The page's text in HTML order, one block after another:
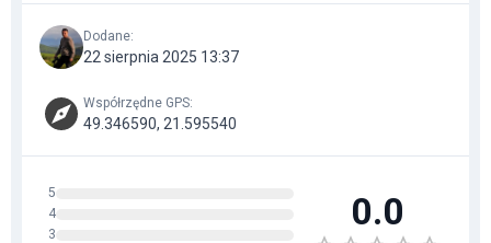
Dodane:
22 sierpnia 2025 13:37
Współrzędne GPS:
49.346590, 21.595540
5
4
3
0.0